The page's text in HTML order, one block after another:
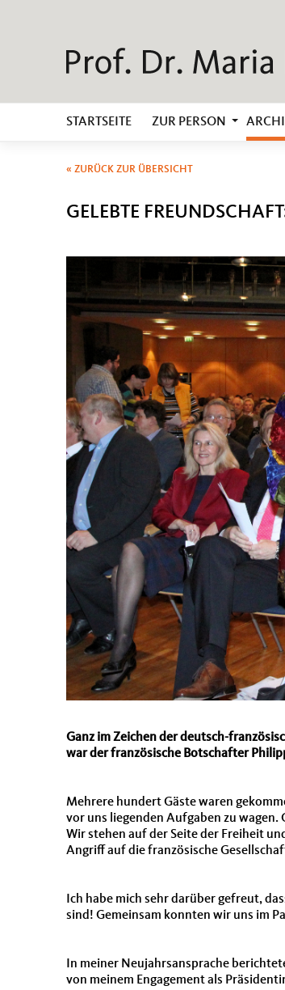
STARTSEITE ZUR PERSON
« ZURÜCK ZUR ÜBERSICHT
GELEBTE
Ganz im Zeichen der deutsch-
war der französische Botschafter
Mehrere hundert Gäste waren
vor uns liegenden Aufgaben zu
Wir stehen auf der Seite der Freiheit
Angriff auf die französische
Ich habe mich sehr darüber gefreut,
sind! Gemeinsam konnten wir uns im
In meiner Neujahrsansprache
von meinem Engagement als